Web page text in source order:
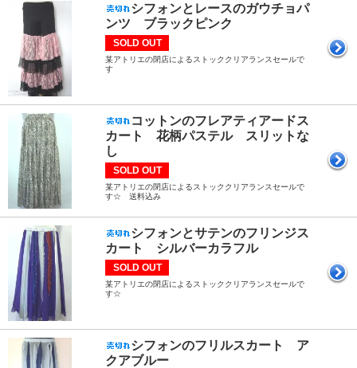
シフォンとレースのガウチョパ
ンツ ブラックピンク
SOLD OUT
某アトリエの閉店によるストッククリアランスセールで
す
コットンのフレアティアードス
カート 花柄パステル スリットな
し
SOLD OUT
某アトリエの閉店によるストッククリアランスセールで
す☆ 送料込み
シフォンとサテンのフリンジス
カート シルバーカラフル
SOLD OUT
某アトリエの閉店によるストッククリアランスセールで
す☆
シフォンのフリルスカート ア
クアブルー